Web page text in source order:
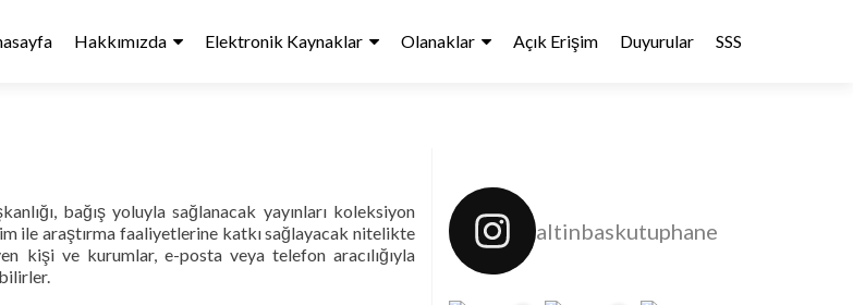
Hakkımızda Elektronik Kaynaklar Olanaklar Açık Erişim Duyurular SSS
bağış yoluyla sağlanacak yayınları koleksiyon
ile araştırma faaliyetlerine katkı sağlayacak nitelikte
kişi ve kurumlar, e-posta veya telefon aracılığıyla
altinbaskutuphane